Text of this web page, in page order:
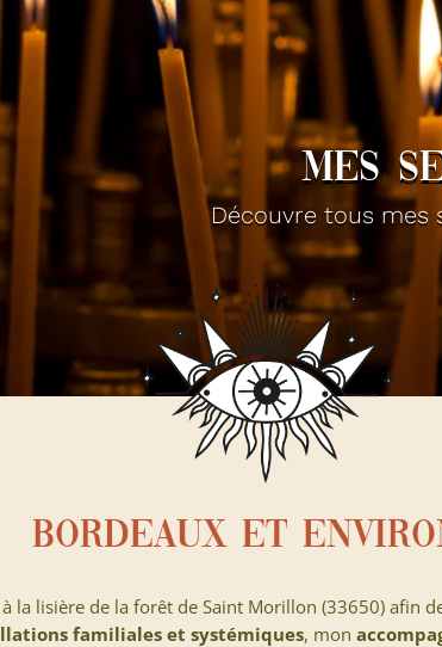
MES
Découvre tous mes
Bordeaux et
la lisière de la forêt de Saint Morillon (33650) afin
familiales et systémiques, mon